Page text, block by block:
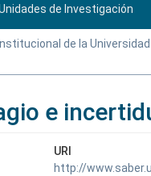
de Investigación
de la
e
URI
http://